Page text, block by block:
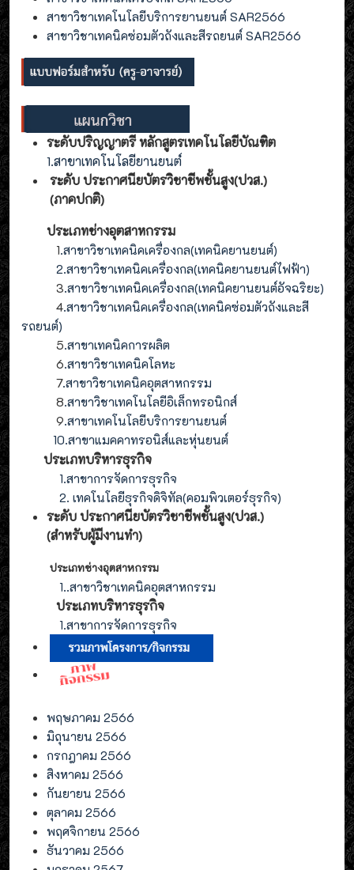
สาขาวิชาเทคโนโลยีบริการยานยนต์ SAR2566
สาขาวิชาเทคนิคซ่อมตัวถังและสีรถยนต์ SAR2566
ระดับปริญญาตรี หลักสูตรเทคโนโลยีบัณฑิต
1.สาขาเทคโนโลยียานยนต์
ระดับ ประกาศนียบัตรวิชาชีพชั้นสูง(ปวส.)
(ภาคปกติ)
ประเภทช่างอุตสาหกรรม
1.สาขาวิชาเทคนิคเครื่องกล(เทคนิคยานยนต์)
2.สาขาวิชาเทคนิคเครื่องกล(เทคนิคยานยนต์ไฟฟ้า)
3.สาขาวิชาเทคนิคเครื่องกล(เทคนิคยานยนต์อัจฉริยะ)
4.สาขาวิชาเทคนิคเครื่องกล(เทคนิคซ่อมตัวถังและสี
รถยนต์)
5.สาขาเทคนิคการผลิต
6.สาขาวิชาเทคนิคโลหะ
7.สาขาวิชาเทคนิคอุตสาหกรรม
8.สาขาวิชาเทคโนโลยีอิเล็กทรอนิกส์
9.สาขาเทคโนโลยีบริการยานยนต์
10.สาขาแมคคาทรอนิส์และหุ่นยนต์
ประเภทบริหารธุรกิจ
1.สาขาการจัดการธุรกิจ
2. เทคโนโลยีธุรกิจดิจิทัล(คอมพิวเตอร์ธุรกิจ)
ระดับ ประกาศนียบัตรวิชาชีพชั้นสูง(ปวส.)
(สำหรับผู้มีงานทำ)
ประเภทช่างอุตสาหกรรม
1..สาขาวิชาเทคนิคอุตสาหกรรม
ประเภทบริหารธุรกิจ
1.สาขาการจัดการธุรกิจ
พฤษภาคม 2566
มิถุนายน 2566
กรกฎาคม 2566
สิงหาคม 2566
กันยายน 2566
ตุลาคม 2566
พฤศจิกายน 2566
ธันวาคม 2566